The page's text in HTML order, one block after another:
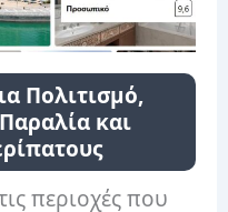
Πολιτισμό,
και
περιοχές που